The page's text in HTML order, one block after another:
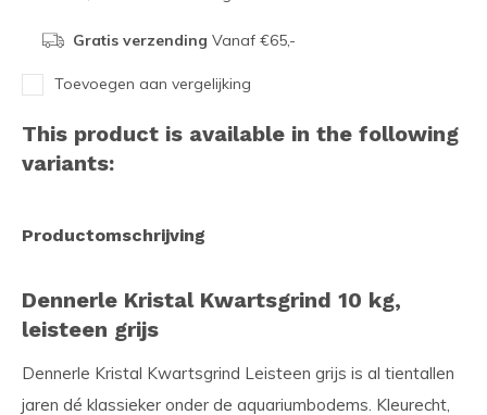
Gratis verzending Vanaf €65,-
Toevoegen aan vergelijking
This product is available in the following
variants:
Productomschrijving
Dennerle Kristal Kwartsgrind 10 kg,
leisteen grijs
Dennerle Kristal Kwartsgrind Leisteen grijs is al tientallen
jaren dé klassieker onder de aquariumbodems. Kleurecht,